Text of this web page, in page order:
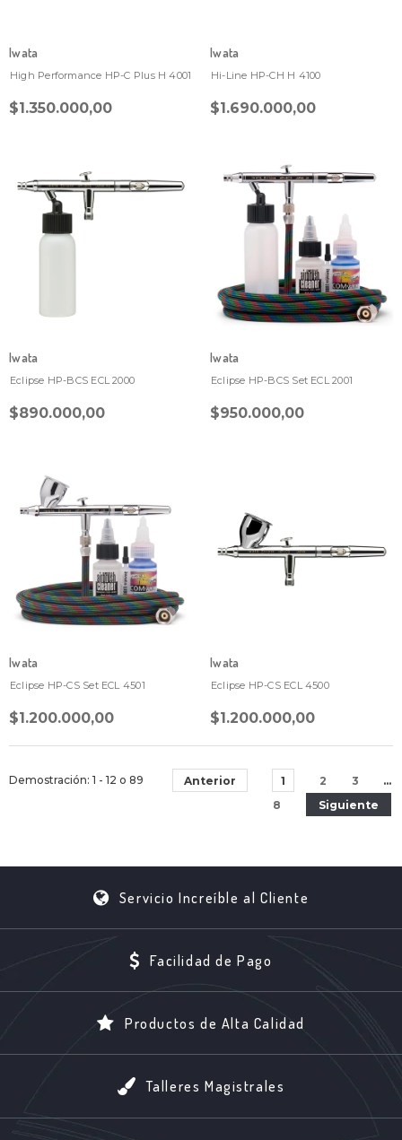
Iwata
High Performance HP-C Plus H 4001
$1.350.000,00
Iwata
Hi-Line HP-CH H 4100
$1.690.000,00
Iwata
Eclipse HP-BCS ECL 2000
$890.000,00
Iwata
Eclipse HP-BCS Set ECL 2001
$950.000,00
Iwata
Eclipse HP-CS Set ECL 4501
$1.200.000,00
Iwata
Eclipse HP-CS ECL 4500
$1.200.000,00
Demostración: 1 - 12 o 89 Anterior 1 2 3
…
8
Siguiente
Servicio Increíble al Cliente
Facilidad de Pago
Productos de Alta Calidad
Talleres Magistrales